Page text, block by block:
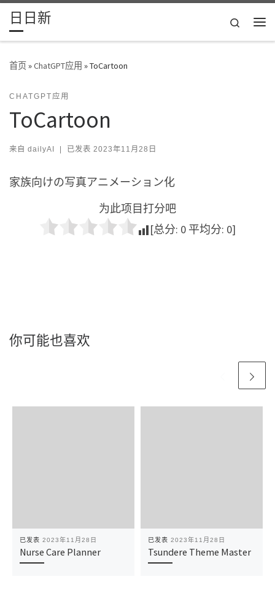
Skip to content
日日新
Search
首页»ChatGPT应用 »ToCartoon
CHATGPT应用
ToCartoon
来自 dailyAI | 已发表 2023年11月28日
家族向けの写真アニメーション化
为此项目打分吧
[总分: 0 平均分: 0]
你可能也喜欢
已发表 2023年11月28日
Nurse Care Planner
已发表 2023年11月28日
Tsundere Theme Master